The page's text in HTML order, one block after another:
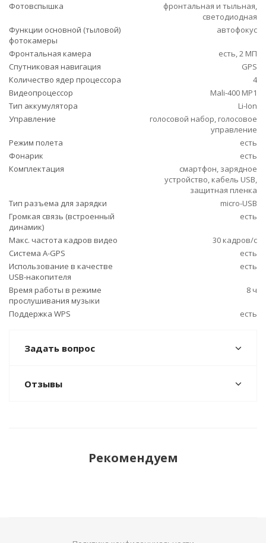
Фотовспышка
фронтальная и тыльная,
светодиодная
Функции основной (тыловой)
фотокамеры
автофокус
Фронтальная камера
есть, 2 МП
Спутниковая навигация
GPS
Количество ядер процессора
4
Видеопроцессор
Mali-400 MP1
Тип аккумулятора
Li-Ion
Управление
голосовой набор, голосовое
управление
Режим полета
есть
Фонарик
есть
Комплектация
смартфон, зарядное
устройство, кабель USB,
защитная пленка
Тип разъема для зарядки
micro-USB
Громкая связь (встроенный
динамик)
есть
Макс. частота кадров видео
30 кадров/с
Cистема A-GPS
есть
Использование в качестве
USB-накопителя
есть
Время работы в режиме
прослушивания музыки
8 ч
Поддержка WPS есть
Задать вопрос
Отзывы
Рекомендуем